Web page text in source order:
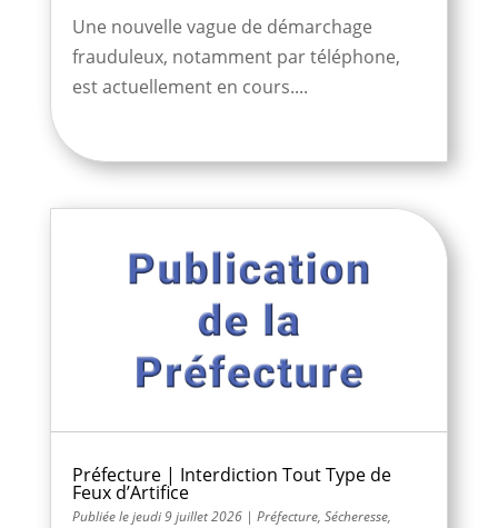
Une nouvelle vague de démarchage
frauduleux, notamment par téléphone,
est actuellement en cours....
Préfecture | Interdiction Tout Type de
Feux d’Artifice
jeudi 9 juillet 2026| Préfecture, Sécheresse,